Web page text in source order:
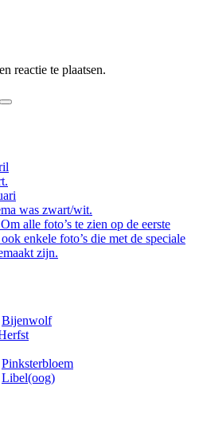
reactie te plaatsen.
was zwart/wit.
alle foto’s te zien op de eerste
enkele foto’s die met de speciale
zijn.
Bijenwolf
Pinksterbloem
Libel(oog)